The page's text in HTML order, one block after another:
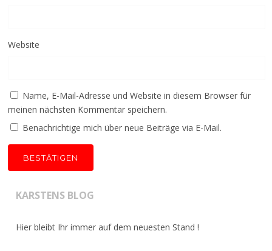
Website
Name, E-Mail-Adresse und Website in diesem Browser für
meinen nächsten Kommentar speichern.
Benachrichtige mich über neue Beiträge via E-Mail.
KARSTENS BLOG
Hier bleibt Ihr immer auf dem neuesten Stand !